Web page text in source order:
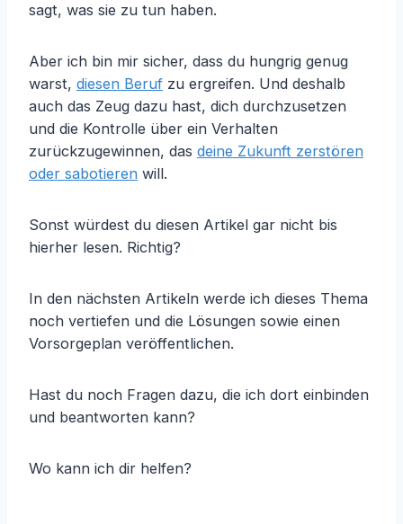
sagt, was sie zu tun haben.
Aber ich bin mir sicher, dass du hungrig genug
warst, diesen Beruf zu ergreifen. Und deshalb
auch das Zeug dazu hast, dich durchzusetzen
und die Kontrolle über ein Verhalten
zurückzugewinnen, das deine Zukunft zerstören
oder sabotieren will.
Sonst würdest du diesen Artikel gar nicht bis
hierher lesen. Richtig?
In den nächsten Artikeln werde ich dieses Thema
noch vertiefen und die Lösungen sowie einen
Vorsorgeplan veröffentlichen.
Hast du noch Fragen dazu, die ich dort einbinden
und beantworten kann?
Wo kann ich dir helfen?